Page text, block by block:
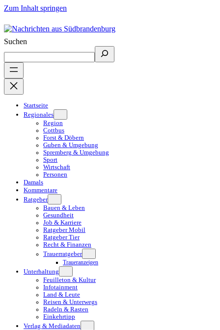
Zum Inhalt springen
Suchen
Startseite
Regionales
Region
Cottbus
Forst & Döbern
Guben & Umgebung
Spremberg & Umgebung
Sport
Wirtschaft
Personen
Damals
Kommentare
Ratgeber
Bauen & Leben
Gesundheit
Job & Karriere
Ratgeber Mobil
Ratgeber Tier
Recht & Finanzen
Trauerratgeber
Traueranzeigen
Unterhaltung
Feuilleton & Kultur
Infotainment
Land & Leute
Reisen & Unterwegs
Radeln & Rasten
Einkehrtipp
Verlag & Mediadaten